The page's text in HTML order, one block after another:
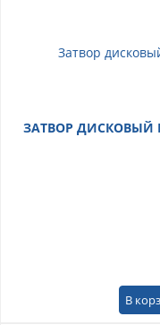
ЗАТВОР ДИСКОВЫЙ
В